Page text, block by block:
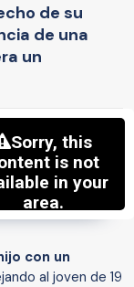
de su
de una
un
con un
al joven de 19